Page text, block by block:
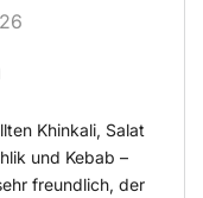
Khinkali, Salat
und Kebab –
freundlich, der